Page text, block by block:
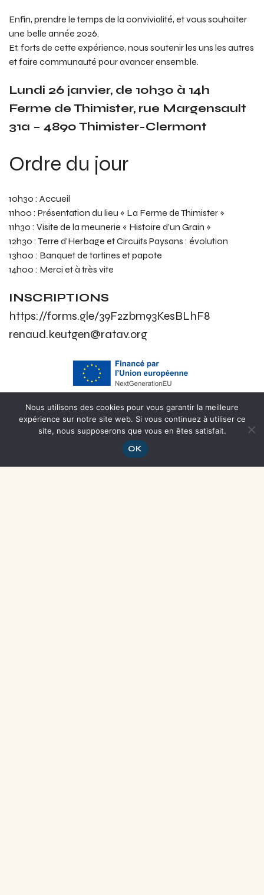
Enfin, prendre le temps de la convivialité, et vous souhaiter
une belle année 2026.
Et, forts de cette expérience, nous soutenir les uns les autres
et faire communauté pour avancer ensemble.
Lundi 26 janvier, de 10h30 à 14h
Ferme de Thimister, rue Margensault
31a – 4890 Thimister-Clermont
Ordre du jour
10h30 : Accueil
11h00 : Présentation du lieu « La Ferme de Thimister »
11h30 : Visite de la meunerie « Histoire d’un Grain »
12h30 : Terre d’Herbage et Circuits Paysans : évolution
13h00 : Banquet de tartines et papote
14h00 : Merci et à très vite
INSCRIPTIONS
https://forms.gle/39F2zbm93KesBLhF8
renaud.keutgen@ratav.org
Nous utilisons des cookies pour vous garantir la meilleure
expérience sur notre site web. Si vous continuez à utiliser ce
site, nous supposerons que vous en êtes satisfait.
OK